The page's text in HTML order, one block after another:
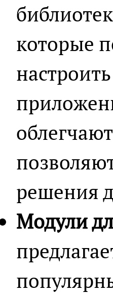
которые
решения
Модули